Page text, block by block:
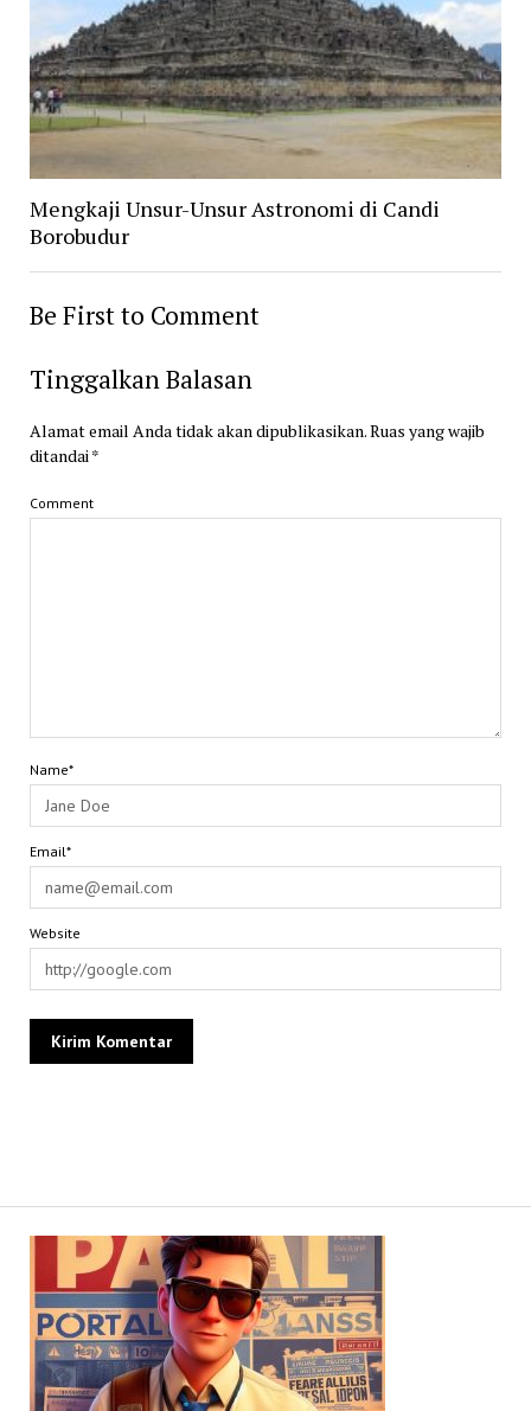
Mengkaji Unsur-Unsur Astronomi di Candi
Borobudur
Be First to Comment
Tinggalkan Balasan
Alamat email Anda tidak akan dipublikasikan.Ruas yang wajib
ditandai*
Comment
Name*
Email*
Website